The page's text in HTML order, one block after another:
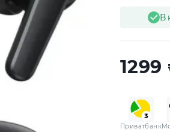
В
1299
Приватбанк